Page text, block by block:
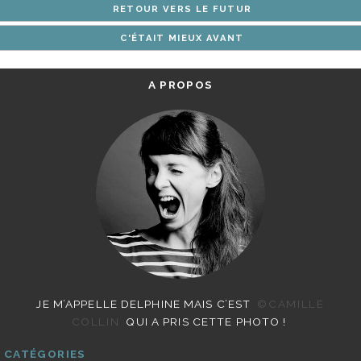
ARTICLES
RETOUR VERS LE FUTUR
C'ÉTAIT MIEUX AVANT
A PROPOS
JE M’APPELLE DELPHINE MAIS C’EST
©CAMILLE
COLLIN
QUI A PRIS CETTE PHOTO !
CATÉGORIES